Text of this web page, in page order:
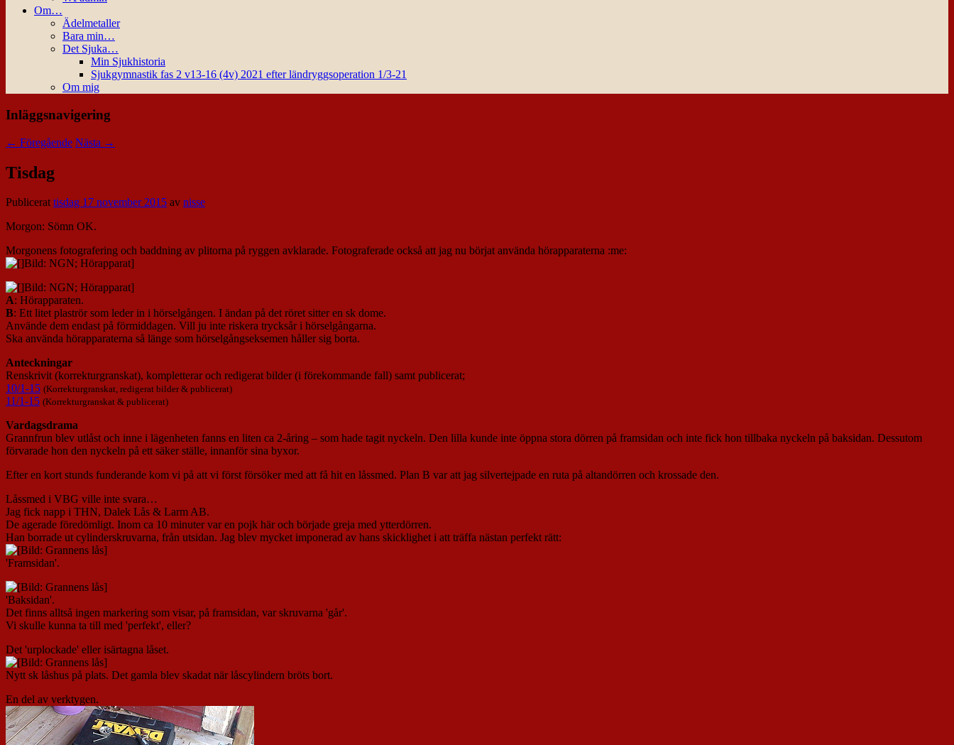
Om…
Ädelmetaller
Bara min…
Det Sjuka…
Min Sjukhistoria
Sjukgymnastik fas 2 v13-16 (4v) 2021 efter ländryggsoperation 1/3-21
Om mig
Inläggsnavigering
← Föregående Nästa →
Tisdag
Publicerattisdag 17 november 2015 av nisse
Morgon: Sömn OK.
Morgonens fotografering och baddning av plitorna på ryggen avklarade. Fotograferade också att jag nu börjat använda hörapparaterna :me:
A: Hörapparaten.
B: Ett litet plaströr som leder in i hörselgången. I ändan på det röret sitter en sk dome.
Använde dem endast på förmiddagen. Vill ju inte riskera trycksår i hörselgångarna.
Ska använda hörapparaterna så länge som hörselgångseksemen håller sig borta.
Anteckningar
Renskrivit (korrekturgranskat), kompletterar och redigerat bilder (i förekommande fall) samt publicerat;
10/1-15 (Korrekturgranskat, redigerat bilder & publicerat)
11/1-15 (Korrekturgranskat & publicerat)
Vardagsdrama
Grannfrun blev utlåst och inne i lägenheten fanns en liten ca 2-åring – som hade tagit nyckeln. Den lilla kunde inte öppna stora dörren på framsidan och inte fick hon tillbaka nyckeln på baksidan. Dessutom
förvarade hon den nyckeln på ett säker ställe, innanför sina byxor.
Efter en kort stunds funderande kom vi på att vi först försöker med att få hit en låssmed. Plan B var att jag silvertejpade en ruta på altandörren och krossade den.
Låssmed i VBG ville inte svara…
Jag fick napp i THN, Dalek Lås & Larm AB.
De agerade föredömligt. Inom ca 10 minuter var en pojk här och började greja med ytterdörren.
Han borrade ut cylinderskruvarna, från utsidan. Jag blev mycket imponerad av hans skicklighet i att träffa nästan perfekt rätt:
'Framsidan'.
'Baksidan'.
Det finns alltså ingen markering som visar, på framsidan, var skruvarna 'går'.
Vi skulle kunna ta till med 'perfekt', eller?
Det 'urplockade' eller isärtagna låset.
Nytt sk låshus på plats. Det gamla blev skadat när låscylindern bröts bort.
En del av verktygen.